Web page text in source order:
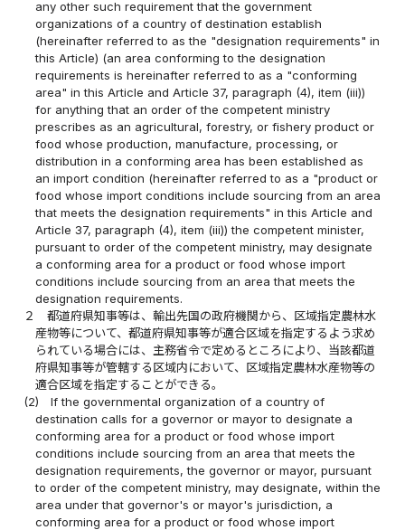
any other such requirement that the government
organizations of a country of destination establish
(hereinafter referred to as the "designation requirements" in
this Article) (an area conforming to the designation
requirements is hereinafter referred to as a "conforming
area" in this Article and Article 37, paragraph (4), item (iii))
for anything that an order of the competent ministry
prescribes as an agricultural, forestry, or fishery product or
food whose production, manufacture, processing, or
distribution in a conforming area has been established as
an import condition (hereinafter referred to as a "product or
food whose import conditions include sourcing from an area
that meets the designation requirements" in this Article and
Article 37, paragraph (4), item (iii)) the competent minister,
pursuant to order of the competent ministry, may designate
a conforming area for a product or food whose import
conditions include sourcing from an area that meets the
designation requirements.
２
都道府県知事等は、輸出先国の政府機関から、区域指定農林水
産物等について、都道府県知事等が適合区域を指定するよう求め
られている場合には、主務省令で定めるところにより、当該都道
府県知事等が管轄する区域内において、区域指定農林水産物等の
適合区域を指定することができる。
(2)
If the governmental organization of a country of
destination calls for a governor or mayor to designate a
conforming area for a product or food whose import
conditions include sourcing from an area that meets the
designation requirements, the governor or mayor, pursuant
to order of the competent ministry, may designate, within the
area under that governor's or mayor's jurisdiction, a
conforming area for a product or food whose import